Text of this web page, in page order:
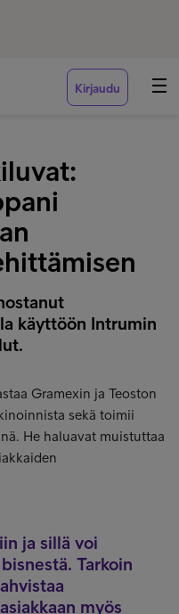
Kirjaudu
käyttöön Intrumin
Gramexin ja Teoston
sekä toimii
He haluavat muistuttaa
ja sillä voi
Tarkoin
myös